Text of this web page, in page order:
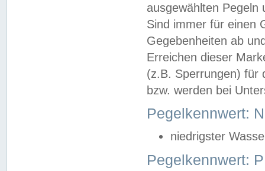
ausgewählten
Sind immer für einen
Gegebenheiten ab
Erreichen dieser
(z.B. Sperrungen) für
bzw. werden bei
Pegelkennwert:
niedrigster
Pegelkennwert: